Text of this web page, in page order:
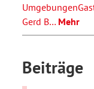
Gerd B… Mehr
Beiträge